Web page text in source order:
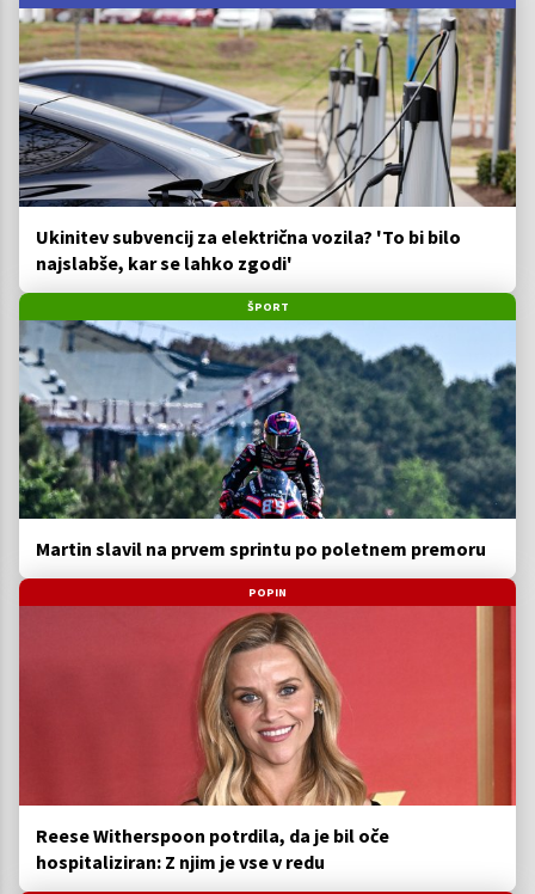
Ukinitev subvencij za električna vozila? 'To bi bilo
najslabše, kar se lahko zgodi'
ŠPORT
Martin slavil na prvem sprintu po poletnem premoru
POPIN
Reese Witherspoon potrdila, da je bil oče
hospitaliziran: Z njim je vse v redu